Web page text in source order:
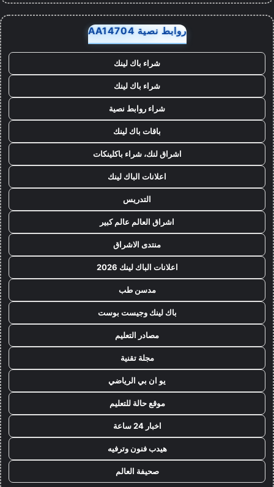
روابط نصية AA14704
شراء باك لينك
شراء باك لينك
شراء روابط نصية
باقات باك لينك
اشراق لنك، شراء باكلينكات
اعلانات الباك لينك
التدريس
اشراق العالم عالم كبير
منتدى الاشراق
اعلانات الباك لينك 2026
مدسن طب
باك لينك وجيست بوست
مصادر التعليم
مجلة تقنية
يو ان بي الرياضي
موقع حالة للتعليم
اخبار 24 ساعة
هيدب فنون وترفيه
صحيفة العالم